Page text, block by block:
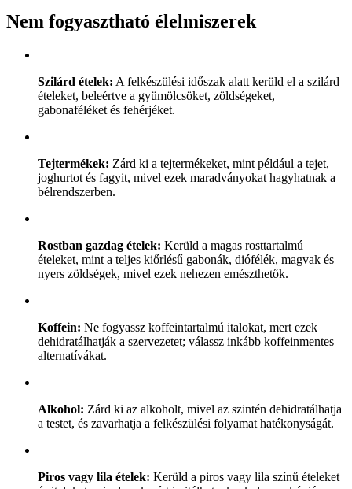
Nem fogyasztható élelmiszerek
Szilárd ételek: A felkészülési időszak alatt kerüld el a szilárd
ételeket, beleértve a gyümölcsöket, zöldségeket,
gabonaféléket és fehérjéket.
Tejtermékek: Zárd ki a tejtermékeket, mint például a tejet,
joghurtot és fagyit, mivel ezek maradványokat hagyhatnak a
bélrendszerben.
Rostban gazdag ételek: Kerüld a magas rosttartalmú
ételeket, mint a teljes kiőrlésű gabonák, diófélék, magvak és
nyers zöldségek, mivel ezek nehezen emészthetők.
Koffein: Ne fogyassz koffeintartalmú italokat, mert ezek
dehidratálhatják a szervezetet; válassz inkább koffeinmentes
alternatívákat.
Alkohol: Zárd ki az alkoholt, mivel az szintén dehidratálhatja
a testet, és zavarhatja a felkészülési folyamat hatékonyságát.
Piros vagy lila ételek: Kerüld a piros vagy lila színű ételeket